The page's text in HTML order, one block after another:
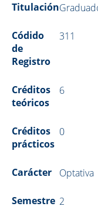
Titulación
Códido
de
Registro
311
Créditos
teóricos
6
Créditos
prácticos
0
Carácter Optativa
Semestre 2